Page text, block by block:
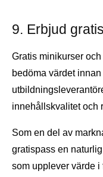
9. Erbjud
Gratis minikurser och
bedöma värdet
innehållskvalitet och
Som en del av
gratispass en
som upplever värde